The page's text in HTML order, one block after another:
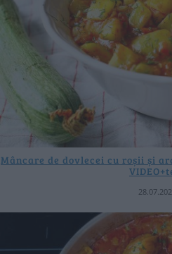
Mâncare de dovlecei cu roșii și